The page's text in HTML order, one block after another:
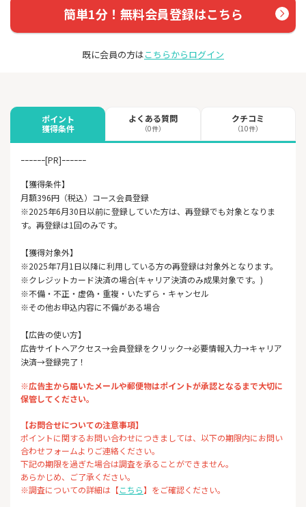
簡単1分！無料会員登録はこちら
既に会員の方はこちらからログイン
ポイント
獲得条件
よくある質問
（0件）
クチコミ
（10件）
ｰｰｰｰｰｰ[PR]ｰｰｰｰｰｰ
【獲得条件】
月額396円（税込）コース会員登録
※2025年6月30日以前に登録していた方は、再登録でも対象となりま
す。再登録は1回のみです。
【獲得対象外】
※2025年7月1日以降に利用している方の再登録は対象外となります。
※クレジットカード決済の場合(キャリア決済のみ成果対象です。)
※不備・不正・虚偽・重複・いたずら・キャンセル
※その他お申込内容に不備がある場合
【広告の使い方】
広告サイトへアクセス→会員登録をクリック→必要情報入力→キャリア
決済→登録完了！
※広告主から届いたメールや郵便物はポイントが承認となるまで大切に
保管してください。
【お問合せについての注意事項】
ポイントに関するお問い合わせにつきましては、以下の期限内にお問い
合わせフォームよりご連絡ください。
下記の期限を過ぎた場合は調査を承ることができません。
あらかじめ、ご了承ください。
※調査についての詳細は【こちら】をご確認ください。